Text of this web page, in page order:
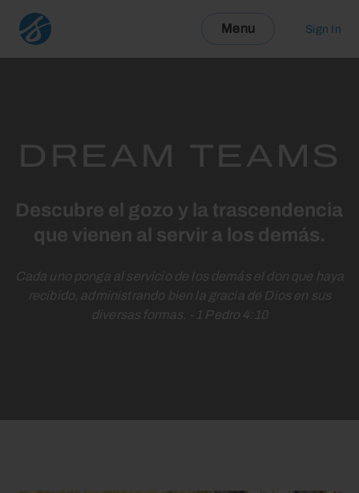
Menu Sign In
DREAM TEAMS
Descubre el gozo y la trascendencia
que vienen al servir a los demás.
Cada uno ponga al servicio de los demás el don que haya
recibido, administrando bien la gracia de Dios en sus
diversas formas. - 1 Pedro 4:10